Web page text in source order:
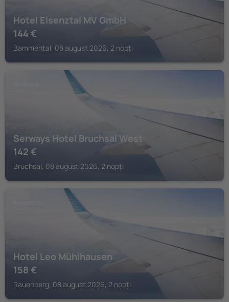
Hotel Elsenztal MV GmbH
144 €
Bammental, 08 august 2026, 2 nopți
Serways Hotel Bruchsal West
142 €
Bruchsal, 08 august 2026, 2 nopți
Hotel Leo Mühlhausen
158 €
Rauenberg, 08 august 2026, 2 nopți